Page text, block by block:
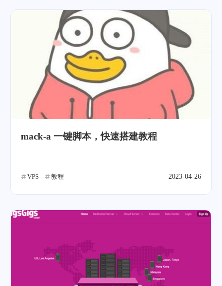
mack-a 一键脚本，快速搭建教程
VPS 教程 2023-04-26